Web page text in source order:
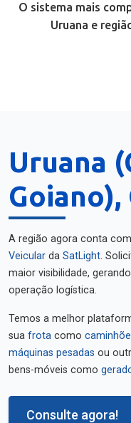
O sistema mais
Uruana e
Uruana
Goiano),
A região agora conta
Veicular da SatLight.
maior visibilidade, gerando
operação logística.
Temos a melhor
sua frota como
máquinas pesadas ou
bens-móveis como
Consulte agora!